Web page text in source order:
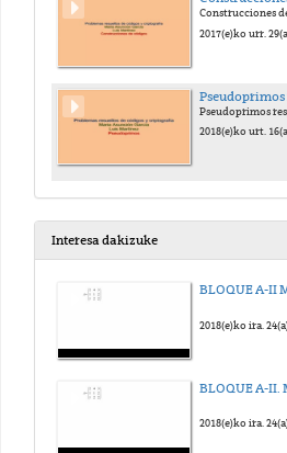
Construcciones
2017(e)ko urr.
Pseudoprimos
Pseudoprimos
2018(e)ko urt.
Interesa dakizuke
2018(e)ko ira.
2018(e)ko ira.